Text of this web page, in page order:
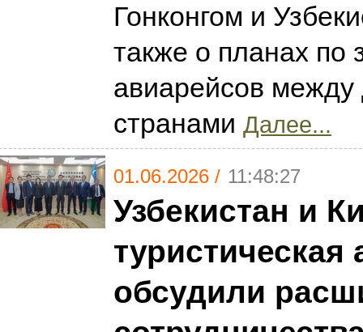
Гонконгом и
также о планах по
авиарейсов между
странами Далее...
01.06.2026 / 11:48:27
Узбекистан и
туристическая
обсудили